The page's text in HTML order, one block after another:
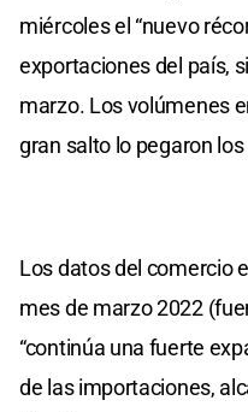
miércoles el “nuevo
exportaciones del país,
marzo. Los volúmenes
gran salto lo pegaron los
Los datos del comercio
mes de marzo 2022
“continúa una fuerte
de las importaciones,